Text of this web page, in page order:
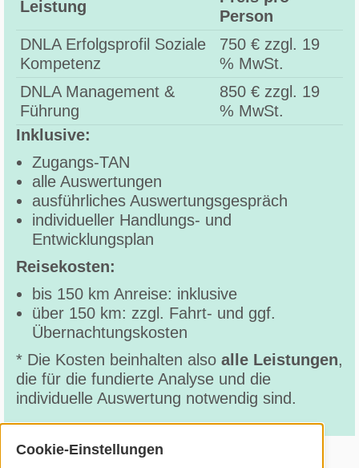
Leistung
Person
DNLA Erfolgsprofil Soziale
Kompetenz
750 € zzgl. 19
% MwSt.
DNLA Management &
Führung
850 € zzgl. 19
% MwSt.
Inklusive:
Zugangs-TAN
alle Auswertungen
ausführliches Auswertungsgespräch
individueller Handlungs- und
Entwicklungsplan
Reisekosten:
bis 150 km Anreise: inklusive
über 150 km: zzgl. Fahrt- und ggf.
Übernachtungskosten
* Die Kosten beinhalten also alle Leistungen,
die für die fundierte Analyse und die
individuelle Auswertung notwendig sind.
Cookie-Einstellungen